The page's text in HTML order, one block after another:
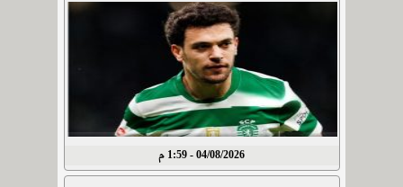
04/08/2026 - 1:59 م